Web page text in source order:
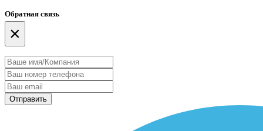
Обратная связь
×
Отправить